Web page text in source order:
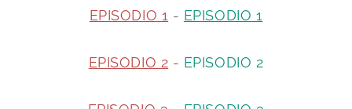
EPISODIO 1 - EPISODIO 1
EPISODIO 2 - EPISODIO 2